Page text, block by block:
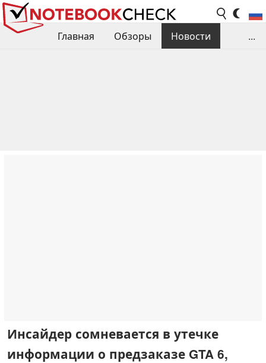
Главная Обзоры
Новости
...
Инсайдер сомневается в утечке
информации о предзаказе GTA 6,